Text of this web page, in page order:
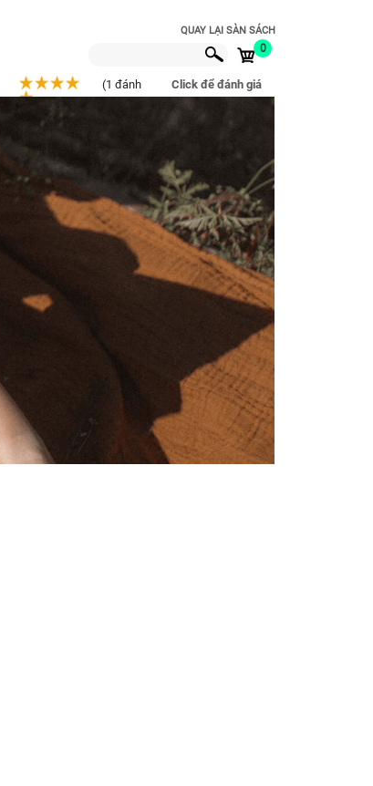
QUAY LẠI SÀN SÁCH
0
(1 đánh
Click để đánh giá